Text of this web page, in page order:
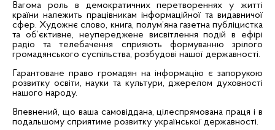
Вагома роль в демократичних перетвореннях у житті
країни належить працівникам інформаційної та видавничої
сфер. Художнє слово, книга, полум’яна газетна публіцистка
та об’єктивне, неупереджене висвітлення подій в ефірі
радіо та телебачення сприяють формуванню зрілого
громадянського суспільства, розбудові нашої державності.
Гарантоване право громадян на інформацію є запорукою
розвитку освіти, науки та культури, джерелом духовності
нашого народу.
Впевнений, що ваша самовіддана, цілеспрямована праця і в
подальшому сприятиме розвитку української державності.